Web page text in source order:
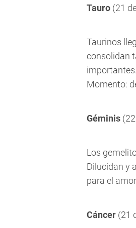
Tauro (21
Taurinos
consolidan
Momento:
Géminis
Los
Dilucidan y
para el
Cáncer (21